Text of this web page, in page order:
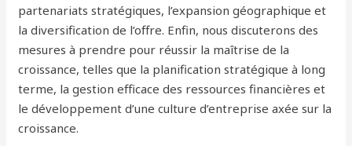
partenariats stratégiques, l’expansion géographique et
la diversification de l’offre. Enfin, nous discuterons des
mesures à prendre pour réussir la maîtrise de la
croissance, telles que la planification stratégique à long
terme, la gestion efficace des ressources financières et
le développement d’une culture d’entreprise axée sur la
croissance.